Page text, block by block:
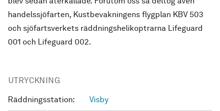
handelssjöfarten, Kustbevakningens flygplan KBV 503
och sjöfartsverkets räddningshelikoptrarna Lifeguard
001 och Lifeguard 002.
UTRYCKNING
Räddningsstation: Visby